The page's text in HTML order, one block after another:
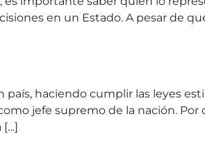
en un Estado. A pesar de
haciendo cumplir las leyes
jefe supremo de la nación.
[…]